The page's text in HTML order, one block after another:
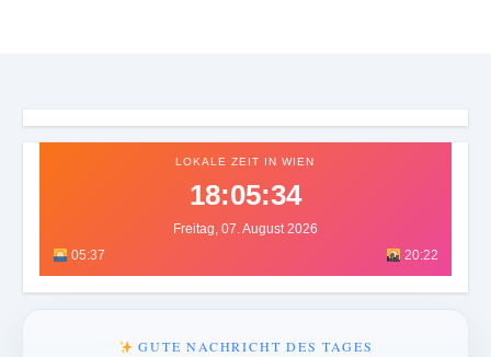
LOKALE ZEIT IN WIEN
18:05:38
Freitag, 07. August 2026
05:37
20:22
GUTE NACHRICHT DES TAGES